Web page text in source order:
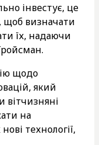
інвестує, це
щоб визначати
їх, надаючи
щодо
який
вітчизняні
на
технології,